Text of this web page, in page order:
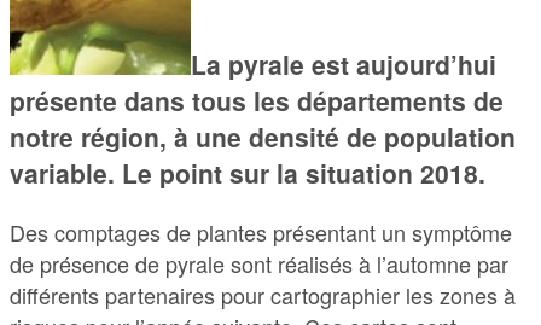
La pyrale est aujourd’hui
présente dans tous les départements de
notre région, à une densité de population
variable. Le point sur la situation 2018.
Des comptages de plantes présentant un symptôme
de présence de pyrale sont réalisés à l’automne par
différents partenaires pour cartographier les zones à